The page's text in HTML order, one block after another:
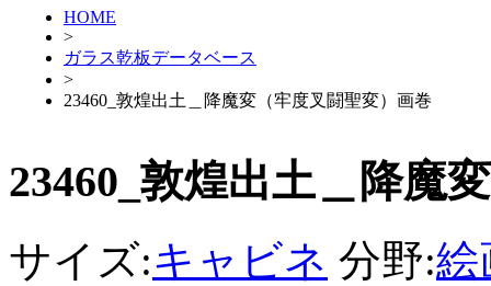
HOME
>
ガラス乾板データベース
>
23460_敦煌出土＿降魔変（牢度叉闘聖変）画巻
23460_敦煌出土＿降魔
サイズ:キャビネ 分野:絵